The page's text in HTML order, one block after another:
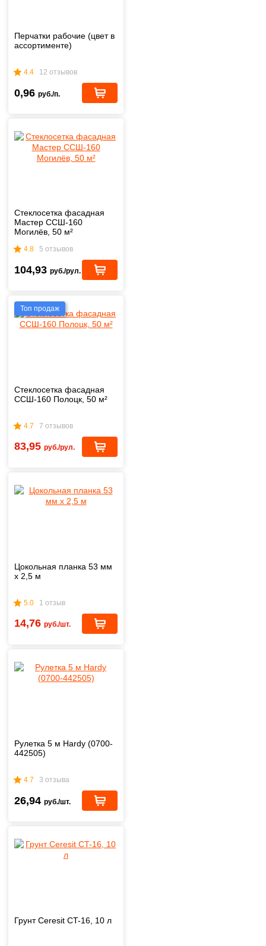
Перчатки рабочие (цвет в
ассортименте)
4.4 12 отзывов
0,96 руб./п.
Стеклосетка фасадная
Мастер ССШ-160
Могилёв, 50 м²
4.8 5 отзывов
104,93 руб./рул.
Топ продаж
Стеклосетка фасадная
ССШ-160 Полоцк, 50 м²
4.7 7 отзывов
83,95 руб./рул.
Цокольная планка 53 мм
х 2,5 м
5.0 1 отзыв
14,76 руб./шт.
Рулетка 5 м Hardy (0700-
442505)
4.7 3 отзыва
26,94 руб./шт.
Грунт Ceresit CT-16, 10 л